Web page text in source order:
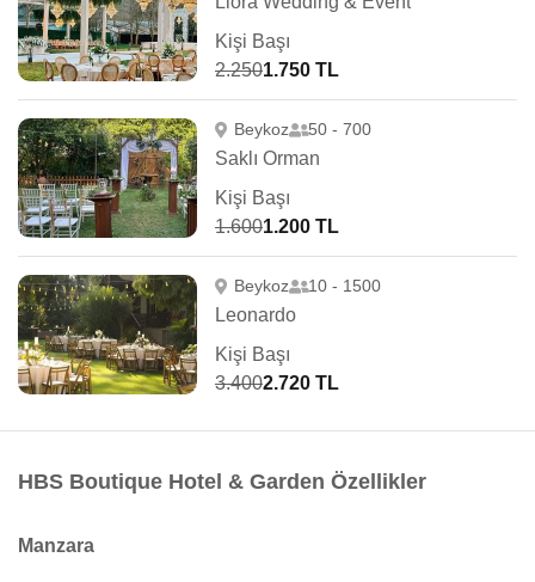
Kişi Başı
2.2501.750 TL
Beykoz 50 - 700
Saklı Orman
Kişi Başı
1.6001.200 TL
Beykoz 10 - 1500
Leonardo
Kişi Başı
3.4002.720 TL
HBS Boutique Hotel & Garden Özellikler
Manzara